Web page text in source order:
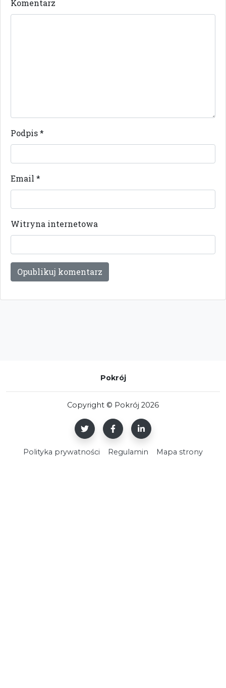
Komentarz
Podpis*
Email *
Witryna internetowa
Pokrój
Copyright © Pokrój 2026
Polityka prywatności Regulamin Mapa strony